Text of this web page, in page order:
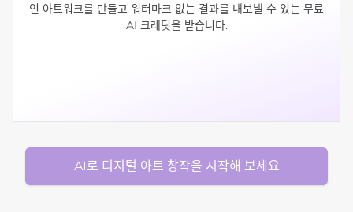
인 아트워크를 만들고 워터마크 없는 결과를 내보낼 수 있는 무료
AI 크레딧을 받습니다.
AI로 디지털 아트 창작을 시작해 보세요